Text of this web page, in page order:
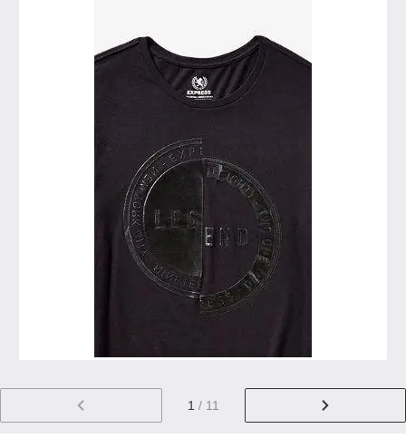
1 / 11